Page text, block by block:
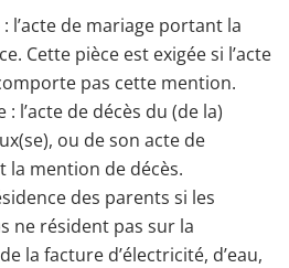
l’acte de mariage portant la
Cette pièce est exigée si l’acte
pas cette mention.
: l’acte de décès du (de la)
ou de son acte de
la mention de décès.
des parents si les
ne résident pas sur la
la facture d’électricité, d’eau,